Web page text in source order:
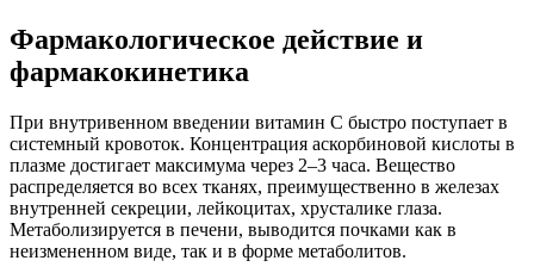
Фармакологическое действие и
фармакокинетика
При внутривенном введении витамин С быстро поступает в
системный кровоток. Концентрация аскорбиновой кислоты в
плазме достигает максимума через 2–3 часа. Вещество
распределяется во всех тканях, преимущественно в железах
внутренней секреции, лейкоцитах, хрусталике глаза.
Метаболизируется в печени, выводится почками как в
неизмененном виде, так и в форме метаболитов.